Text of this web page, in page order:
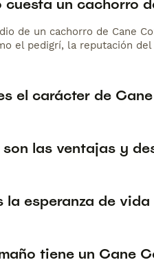
cuesta un cachorro
de un cachorro de Cane
el pedigrí, la reputación
el carácter de
son las ventajas y
la esperanza de
tiene un Cane